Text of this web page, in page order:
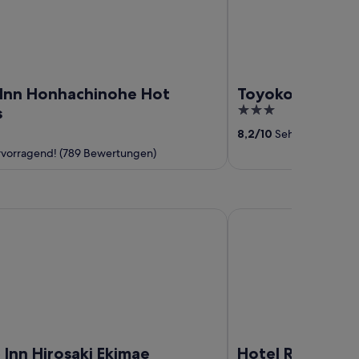
Honhachinohe Hot
(789 Bewertungen)
Toyoko Inn
3
out
of
8,2/10 Sehr gut! (619
Hirosaki Ekimae Hotel Route-